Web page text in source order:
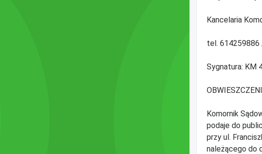
Kancelaria
tel.
Sygnatura: KM
Komornik
podaje do
przy ul.
należącego do